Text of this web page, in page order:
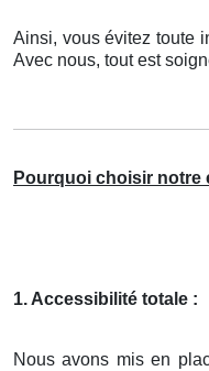
Ainsi, vous évitez toute
Avec nous, tout est
Pourquoi choisir notre
1. Accessibilité totale :
Nous avons mis en